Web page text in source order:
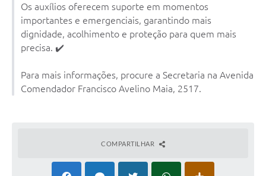
Os auxílios oferecem suporte em momentos
importantes e emergenciais, garantindo mais
dignidade, acolhimento e proteção para quem mais
precisa. ✔️
Para mais informações, procure a Secretaria na Avenida
Comendador Francisco Avelino Maia, 2517.
COMPARTILHAR